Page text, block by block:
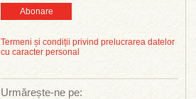
Abonare
Termeni și condiții privind prelucrarea datelor
cu caracter personal
Urmărește-ne pe: